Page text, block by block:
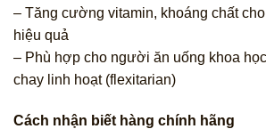
– Tăng cường vitamin, khoáng chất
hiệu quả
– Phù hợp cho người ăn uống khoa
chay linh hoạt (flexitarian)
Cách nhận biết hàng chính hãng